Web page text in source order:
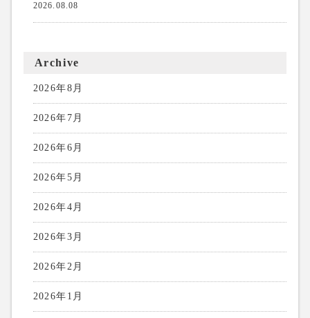
2026.08.08
Archive
2026年8月
2026年7月
2026年6月
2026年5月
2026年4月
2026年3月
2026年2月
2026年1月